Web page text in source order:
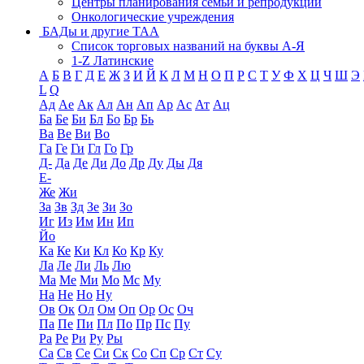
Онкологические учреждения
БАДы и другие ТАА
Список торговых названий на буквы А-Я
1-Z Латинские
А Б В Г Д Е Ж З И Й К Л М Н О П Р С Т У Ф Х Ц Ч Ш Э
L Q
Ад Ае Ак Ал Ан Ап Ар Ас Ат Ац
Ба Бе Би Бл Бо Бр Бь
Ва Ве Ви Во
Га Ге Ги Гл Го Гр
Д- Да Де Ди До Др Ду Ды Дя
Е-
Же Жи
За Зв Зд Зе Зи Зо
Иг Из Им Ин Ип
Йо
Ка Ке Ки Кл Ко Кр Ку
Ла Ле Ли Ль Лю
Ма Ме Ми Мо Мс Му
На Не Но Ну
Ов Ок Ол Ом Оп Ор Ос Оч
Па Пе Пи Пл По Пр Пс Пу
Ра Ре Ри Ру Ры
Са Св Се Си Ск Со Сп Ср Ст Су